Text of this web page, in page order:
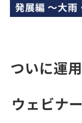
ついに運
ウェビナ